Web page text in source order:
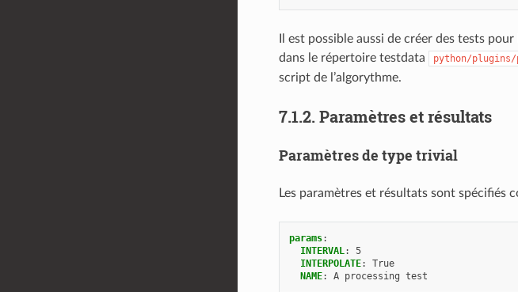
Il est possible aussi de créer des tests
dans le répertoire testdata
python/
script de l’algorythme.
7.1.2. Paramètres et résultats
Paramètres de type trivial
Les paramètres et résultats sont spécifiés
params:
INTERVAL:
5
INTERPOLATE:
True
NAME: A processing test